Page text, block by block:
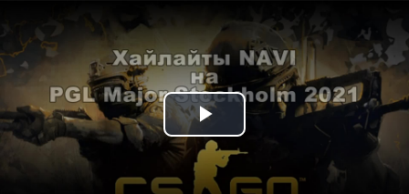
Play Video